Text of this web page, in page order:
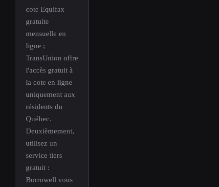
cote Equifax
gratuite
mensuelle en
ligne ;
TransUnion offre
l'accès gratuit à
la cote en ligne
uniquement aux
résidents du
Québec.
Deuxièmement,
utilisez un
service tiers
gratuit :
Borrowell vous